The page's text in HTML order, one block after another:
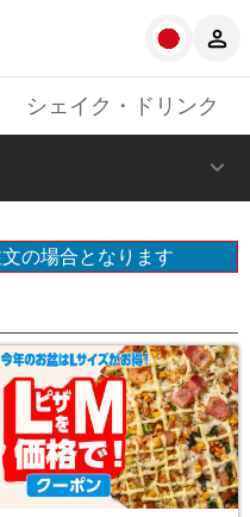
シェイク・ドリンク
の場合となります